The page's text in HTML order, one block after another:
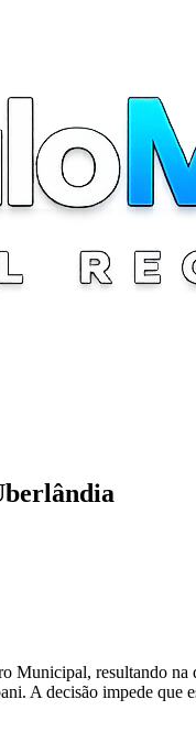
resultando na
A decisão impede que